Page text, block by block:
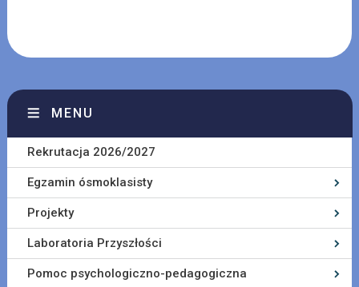
MENU
Rekrutacja 2026/2027
Egzamin ósmoklasisty
Projekty
Laboratoria Przyszłości
Pomoc psychologiczno-pedagogiczna